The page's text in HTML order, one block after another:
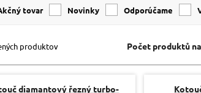
Akčný tovar Novinky Odporúčame
produktov Počet produktů
diamantový řezný turbo-